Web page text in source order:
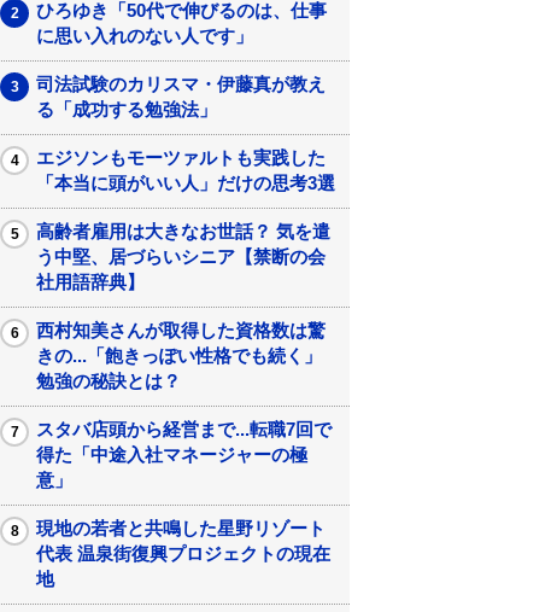
ひろゆき「50代で伸びるのは、仕事
に思い入れのない人です」
司法試験のカリスマ・伊藤真が教え
る「成功する勉強法」
エジソンもモーツァルトも実践した
「本当に頭がいい人」だけの思考3選
高齢者雇用は大きなお世話？ 気を遣
う中堅、居づらいシニア【禁断の会
社用語辞典】
西村知美さんが取得した資格数は驚
きの...「飽きっぽい性格でも続く」
勉強の秘訣とは？
スタバ店頭から経営まで...転職7回で
得た「中途入社マネージャーの極
意」
現地の若者と共鳴した星野リゾート
代表 温泉街復興プロジェクトの現在
地